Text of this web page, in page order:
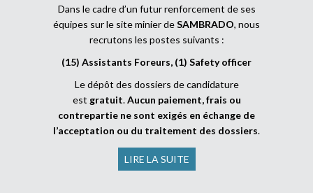
Dans le cadre d’un futur renforcement de ses
équipes sur le site minier deSAMBRADO, nous
recrutons les postes suivants :
(15) Assistants Foreurs, (1) Safety officer
Le dépôt des dossiers de candidature
est gratuit.Aucun paiement, frais ou
contrepartie ne sont exigés en échange de
l’acceptation ou du traitement des dossiers.
LIRE LA SUITE